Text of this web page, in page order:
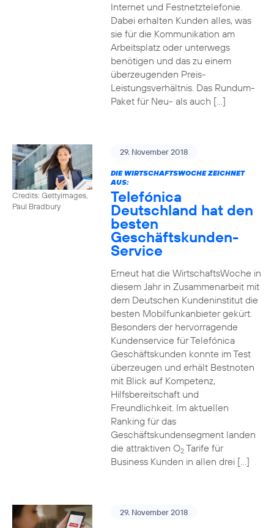
Internet und Festnetztelefonie.
Dabei erhalten Kunden alles, was
sie für die Kommunikation am
Arbeitsplatz oder unterwegs
benötigen und das zu einem
überzeugenden Preis-
Leistungsverhältnis. Das Rundum-
Paket für Neu- als auch […]
Credits: Gettyimages,
Paul Bradbury
29. November 2018
DIE WIRTSCHAFTSWOCHE ZEICHNET
AUS:
Telefónica
Deutschland hat den
besten
Geschäftskunden-
Service
Erneut hat die WirtschaftsWoche in
diesem Jahr in Zusammenarbeit mit
dem Deutschen Kundeninstitut die
besten Mobilfunkanbieter gekürt.
Besonders der hervorragende
Kundenservice für Telefónica
Geschäftskunden konnte im Test
überzeugen und erhält Bestnoten
mit Blick auf Kompetenz,
Hilfsbereitschaft und
Freundlichkeit. Im aktuellen
Ranking für das
Geschäftskundensegment landen
die attraktiven O2Tarife für
Business Kunden in allen drei […]
29. November 2018